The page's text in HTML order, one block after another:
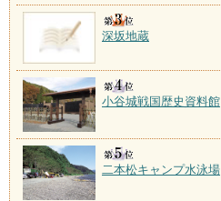
深坂地蔵
小谷城戦国歴史資料館
二本松キャンプ水泳場